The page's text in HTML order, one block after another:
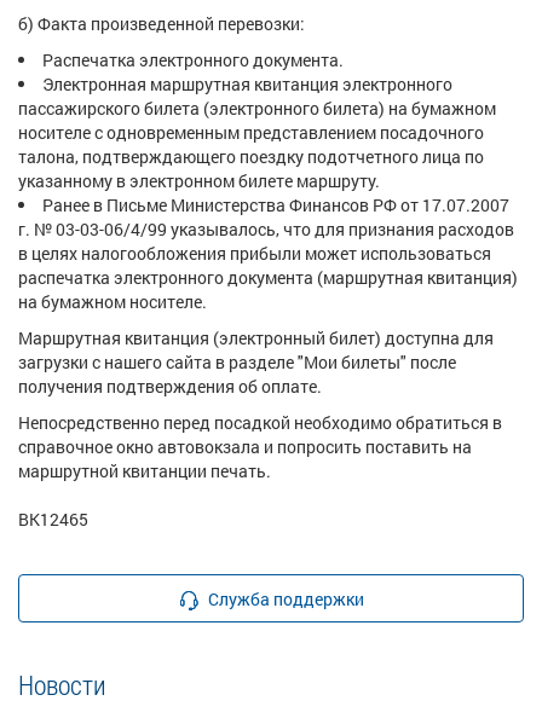
б) Факта произведенной перевозки:
Распечатка электронного документа.
Электронная маршрутная квитанция электронного
пассажирского билета (электронного билета) на бумажном
носителе с одновременным представлением посадочного
талона, подтверждающего поездку подотчетного лица по
указанному в электронном билете маршруту.
Ранее в Письме Министерства Финансов РФ от 17.07.2007
г. № 03-03-06/4/99 указывалось, что для признания расходов
в целях налогообложения прибыли может использоваться
распечатка электронного документа (маршрутная квитанция)
на бумажном носителе.
Маршрутная квитанция (электронный билет) доступна для
загрузки с нашего сайта в разделе "Мои билеты" после
получения подтверждения об оплате.
Непосредственно перед посадкой необходимо обратиться в
справочное окно автовокзала и попросить поставить на
маршрутной квитанции печать.
ВК12465
Служба поддержки
Новости